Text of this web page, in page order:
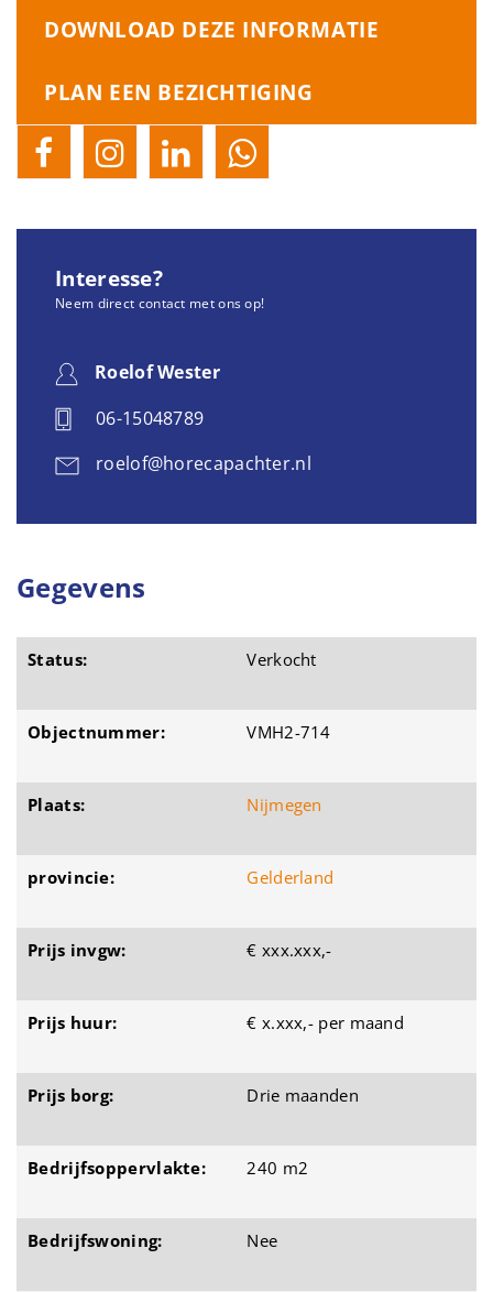
DOWNLOAD DEZE INFORMATIE
PLAN EEN BEZICHTIGING
Interesse?
Neem direct contact met ons op!
Roelof Wester
06-15048789
roelof@horecapachter.nl
Gegevens
Status: Verkocht
Objectnummer: VMH2-714
Plaats: Nijmegen
provincie: Gelderland
Prijs invgw: € xxx.xxx,-
Prijs huur: € x.xxx,- per maand
Prijs borg: Drie maanden
Bedrijfsoppervlakte: 240 m2
Bedrijfswoning: Nee